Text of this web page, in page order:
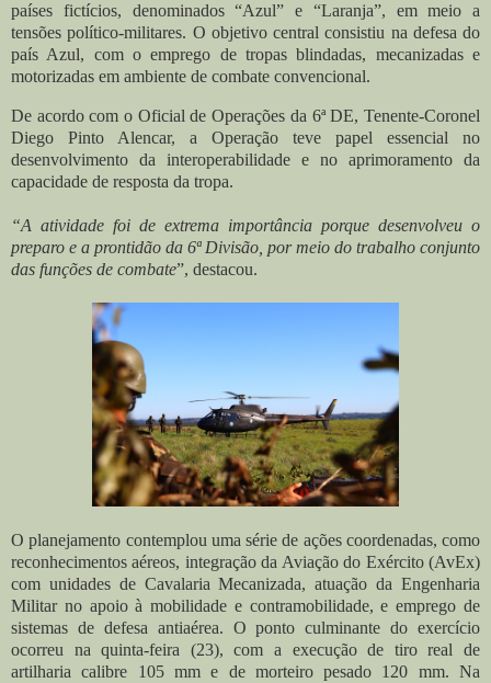
países fictícios, denominados “Azul” e “Laranja”, em meio a
tensões político-militares. O objetivo central consistiu na defesa do
país Azul, com o emprego de tropas blindadas, mecanizadas e
motorizadas em ambiente de combate convencional.
De acordo com o Oficial de Operações da 6ª DE, Tenente-Coronel
Diego Pinto Alencar, a Operação teve papel essencial no
desenvolvimento da interoperabilidade e no aprimoramento da
capacidade de resposta da tropa.
“A atividade foi de extrema importância porque desenvolveu o
preparo e a prontidão da 6ª Divisão, por meio do trabalho conjunto
das funções de combate”, destacou.
O planejamento contemplou uma série de ações coordenadas, como
reconhecimentos aéreos, integração da Aviação do Exército (AvEx)
com unidades de Cavalaria Mecanizada, atuação da Engenharia
Militar no apoio à mobilidade e contramobilidade, e emprego de
sistemas de defesa antiaérea. O ponto culminante do exercício
ocorreu na quinta-feira (23), com a execução de tiro real de
artilharia calibre 105 mm e de morteiro pesado 120 mm. Na